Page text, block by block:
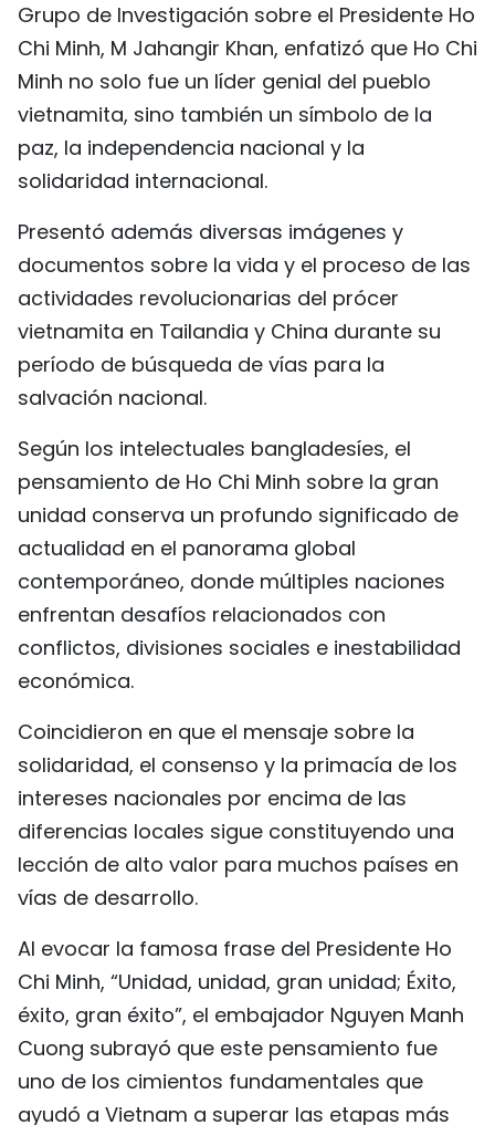
Grupo de Investigación sobre el Presidente Ho
Chi Minh, M Jahangir Khan, enfatizó que Ho Chi
Minh no solo fue un líder genial del pueblo
vietnamita, sino también un símbolo de la
paz, la independencia nacional y la
solidaridad internacional.
Presentó además diversas imágenes y
documentos sobre la vida y el proceso de las
actividades revolucionarias del prócer
vietnamita en Tailandia y China durante su
período de búsqueda de vías para la
salvación nacional.
Según los intelectuales bangladesíes, el
pensamiento de Ho Chi Minh sobre la gran
unidad conserva un profundo significado de
actualidad en el panorama global
contemporáneo, donde múltiples naciones
enfrentan desafíos relacionados con
conflictos, divisiones sociales e inestabilidad
económica.
Coincidieron en que el mensaje sobre la
solidaridad, el consenso y la primacía de los
intereses nacionales por encima de las
diferencias locales sigue constituyendo una
lección de alto valor para muchos países en
vías de desarrollo.
Al evocar la famosa frase del Presidente Ho
Chi Minh, “Unidad, unidad, gran unidad; Éxito,
éxito, gran éxito”, el embajador Nguyen Manh
Cuong subrayó que este pensamiento fue
uno de los cimientos fundamentales que
ayudó a Vietnam a superar las etapas más